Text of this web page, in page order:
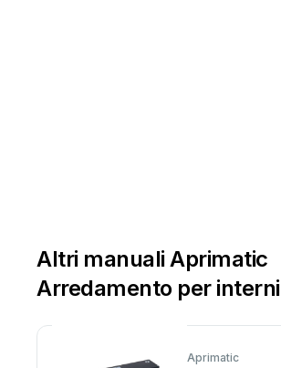
Altri manuali Aprimatic
Arredamento per interni
Aprimatic